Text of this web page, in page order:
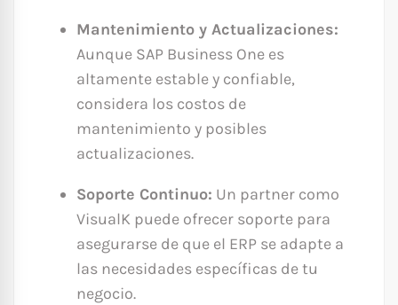
Mantenimiento y Actualizaciones:
Aunque SAP Business One es
altamente estable y confiable,
considera los costos de
mantenimiento y posibles
actualizaciones.
Soporte Continuo: Un partner como
VisualK puede ofrecer soporte para
asegurarse de que el ERP se adapte a
las necesidades específicas de tu
negocio.